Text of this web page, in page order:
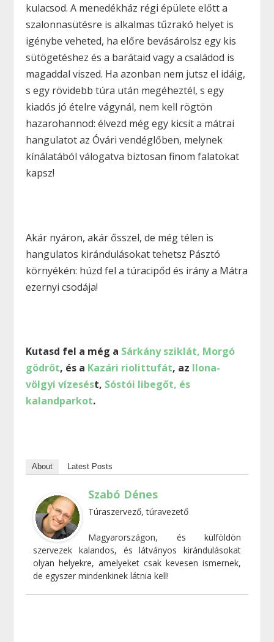
kulacsod. A menedékház régi épülete előtt a
szalonnasütésre is alkalmas tűzrakó helyet is
igénybe veheted, ha előre bevásárolsz egy kis
sütögetéshez és a barátaid vagy a családod is
magaddal viszed. Ha azonban nem jutsz el idáig,
s egy rövidebb túra után megéheztél, s egy
kiadós jó ételre vágynál, nem kell rögtön
hazarohannod:élvezd még egy kicsit a mátrai
hangulatotaz Óvári vendéglőben, melynek
kínálatából válogatva biztosan finom falatokat
kapsz!
Akár nyáron, akár ősszel, de még télen is
hangulatos kirándulásokat tehetsz Pásztó
környékén: húzd fel a túracipőd és irány a Mátra
ezernyi csodája!
Kutasd fel a még a Sárkány sziklát, Morgó
gödröt, és a Kazári riolittufát, az Ilona-
völgyi vízesést, Sóstói libegőt, és
kalandparkot.
About Latest Posts
Szabó Dénes
Túraszervező, túravezető
Magyarországon, és külföldön
szervezek kalandos, és látványos kirándulásokat
olyan helyekre, amelyeket csak kevesen ismernek,
de egyszer mindenkinek látnia kell!